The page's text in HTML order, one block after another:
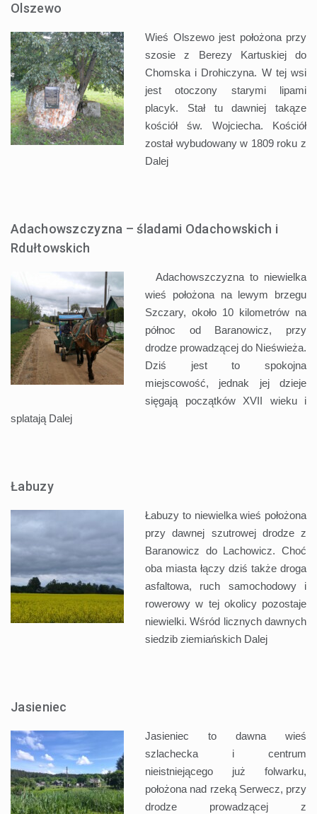
Olszewo
Wieś Olszewo jest położona przy
szosie z Berezy Kartuskiej do
Chomska i Drohiczyna. W tej wsi
jest otoczony starymi lipami
placyk. Stał tu dawniej takąze
kościół św. Wojciecha. Kościół
został wybudowany w 1809 roku z
Dalej
Adachowszczyzna – śladami Odachowskich i
Rdułtowskich
Adachowszczyzna to niewielka
wieś położona na lewym brzegu
Szczary, około 10 kilometrów na
północ od Baranowicz, przy
drodze prowadzącej do Nieświeża.
Dziś jest to spokojna
miejscowość, jednak jej dzieje
sięgają początków XVII wieku i
splatają Dalej
Łabuzy
Łabuzy to niewielka wieś położona
przy dawnej szutrowej drodze z
Baranowicz do Lachowicz. Choć
oba miasta łączy dziś także droga
asfaltowa, ruch samochodowy i
rowerowy w tej okolicy pozostaje
niewielki. Wśród licznych dawnych
siedzib ziemiańskich Dalej
Jasieniec
Jasieniec to dawna wieś
szlachecka i centrum
nieistniejącego już folwarku,
położona nad rzeką Serwecz, przy
drodze prowadzącej z